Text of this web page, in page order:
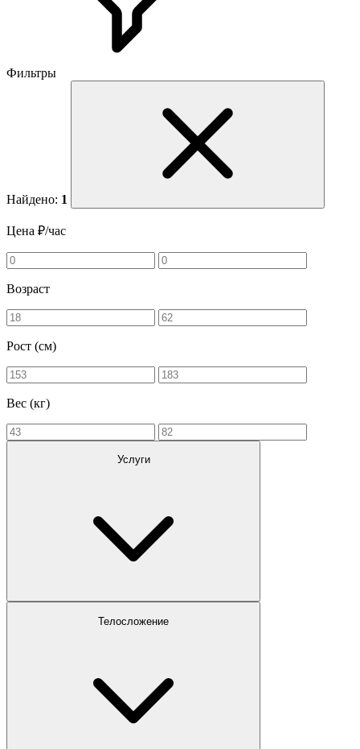
Фильтры
Найдено: 1
Цена ₽/час
Возраст
Рост (см)
Вес (кг)
Услуги
Телосложение